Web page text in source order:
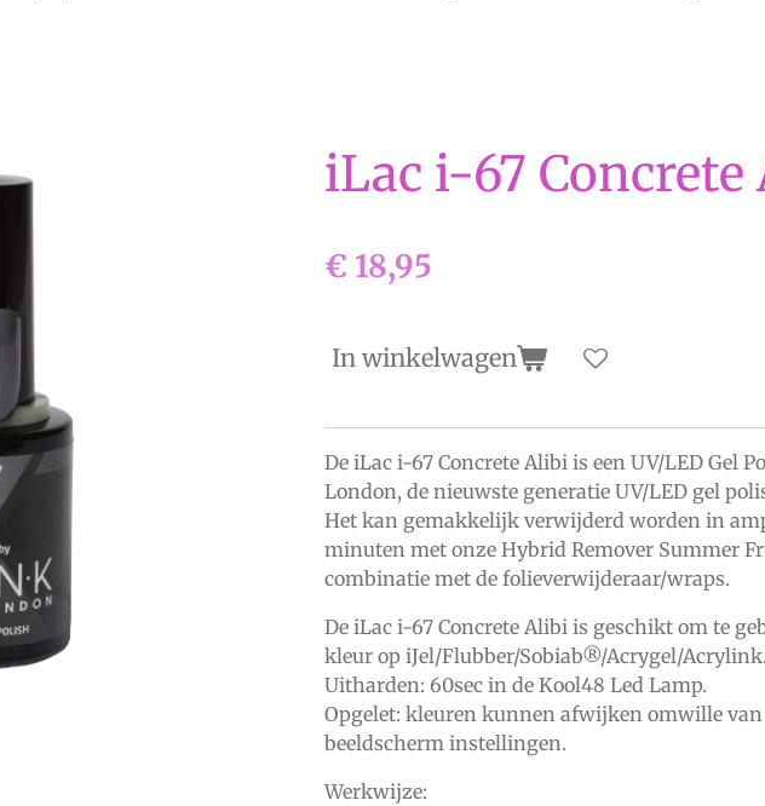
iLac i-67
€ 18,95
In winkelwagen
De iLac i-67 Concrete Alibi is een UV/LED Gel
London, de nieuwste generatie UV/LED gel
Het kan gemakkelijk verwijderd worden in
minuten met onze Hybrid Remover Summer
combinatie met de folieverwijderaar/wraps.
De iLac i-67 Concrete Alibi is geschikt om te
kleur op iJel/Flubber/Sobiab®/Acrygel/Acrylink.
Uitharden: 60sec in de Kool48 Led Lamp.
Opgelet: kleuren kunnen afwijken omwille van
beeldscherm instellingen.
Werkwijze: